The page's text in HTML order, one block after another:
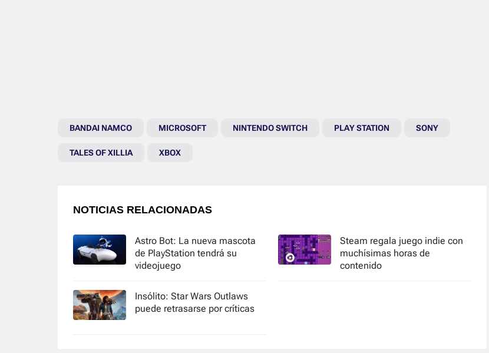
BANDAI NAMCO MICROSOFT NINTENDO SWITCH PLAY STATION SONY
TALES OF XILLIA XBOX
NOTICIAS RELACIONADAS
Astro Bot: La nueva mascota
de PlayStation tendrá su
videojuego
Steam regala juego indie con
muchísimas horas de
contenido
Insólito: Star Wars Outlaws
puede retrasarse por críticas